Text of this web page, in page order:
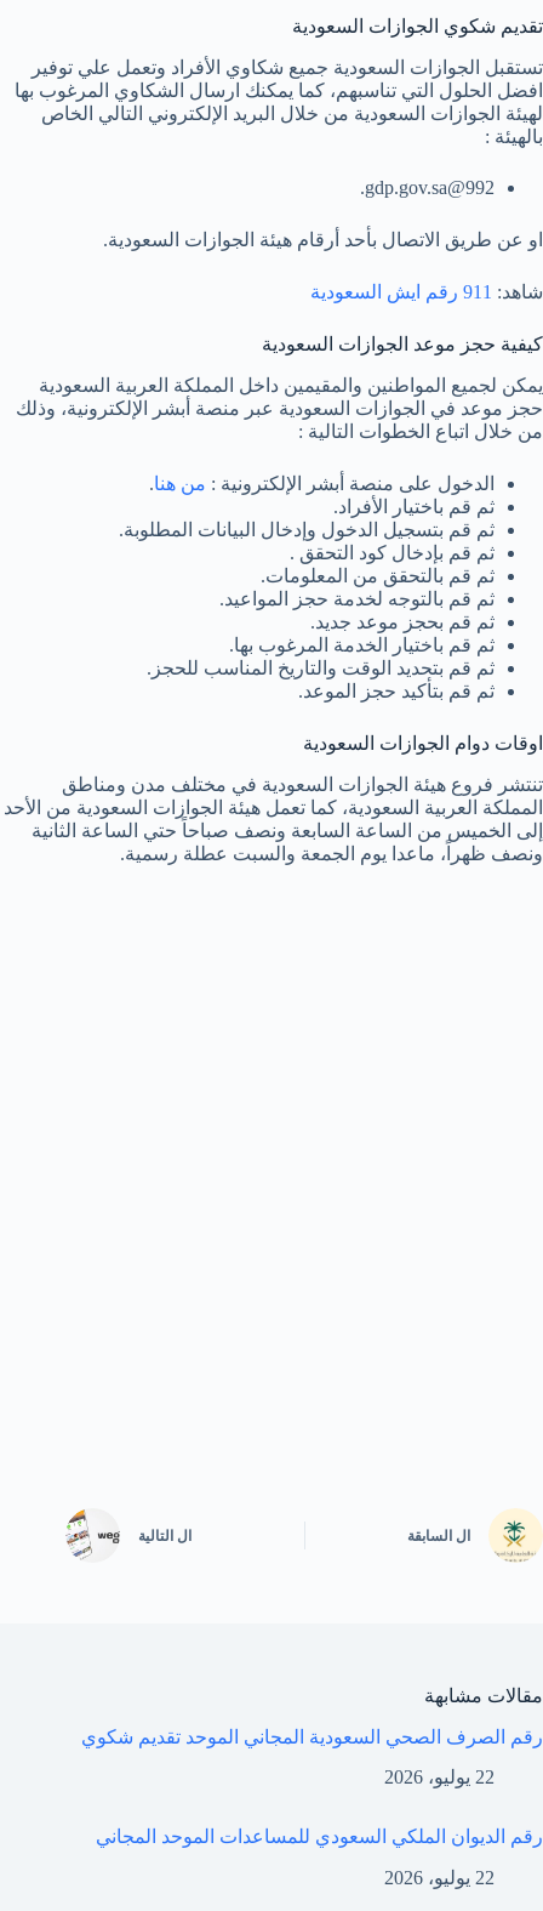
تقديم شكوي الجوازات السعودية
تستقبل الجوازات السعودية جميع شكاوي الأفراد وتعمل علي توفير
افضل الحلول التي تناسبهم، كما يمكنك ارسال الشكاوي المرغوب بها
لهيئة الجوازات السعودية من خلال البريد الإلكتروني التالي الخاص
بالهيئة :
992@gdp.gov.sa.
او عن طريق الاتصال بأحد أرقام هيئة الجوازات السعودية.
شاهد: 911 رقم ايش السعودية
كيفية حجز موعد الجوازات السعودية
يمكن لجميع المواطنين والمقيمين داخل المملكة العربية السعودية
حجز موعد في الجوازات السعودية عبر منصة أبشر الإلكترونية، وذلك
من خلال اتباع الخطوات التالية :
الدخول على منصة أبشر الإلكترونية : من هنا.
ثم قم باختيار الأفراد.
ثم قم بتسجيل الدخول وإدخال البيانات المطلوبة.
ثم قم بإدخال كود التحقق .
ثم قم بالتحقق من المعلومات.
ثم قم بالتوجه لخدمة حجز المواعيد.
ثم قم بحجز موعد جديد.
ثم قم باختيار الخدمة المرغوب بها.
ثم قم بتحديد الوقت والتاريخ المناسب للحجز.
ثم قم بتأكيد حجز الموعد.
اوقات دوام الجوازات السعودية
تنتشر فروع هيئة الجوازات السعودية في مختلف مدن ومناطق
المملكة العربية السعودية، كما تعمل هيئة الجوازات السعودية من الأحد
إلى الخميس من الساعة السابعة ونصف صباحاً حتي الساعة الثانية
ونصف ظهراً، ماعدا يوم الجمعة والسبت عطلة رسمية.
ال السابقة ال التالية
مقالات مشابهة
رقم الصرف الصحي السعودية المجاني الموحد تقديم شكوي
22 يوليو، 2026
رقم الديوان الملكي السعودي للمساعدات الموحد المجاني
22 يوليو، 2026